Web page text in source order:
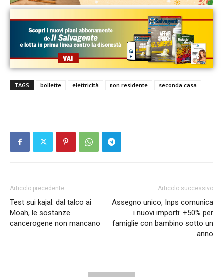
TAGS bollette elettricità non residente seconda casa
Articolo precedente
Test sui kajal: dal talco ai
Moah, le sostanze
cancerogene non mancano
Articolo successivo
Assegno unico, Inps comunica
i nuovi importi: +50% per
famiglie con bambino sotto un
anno